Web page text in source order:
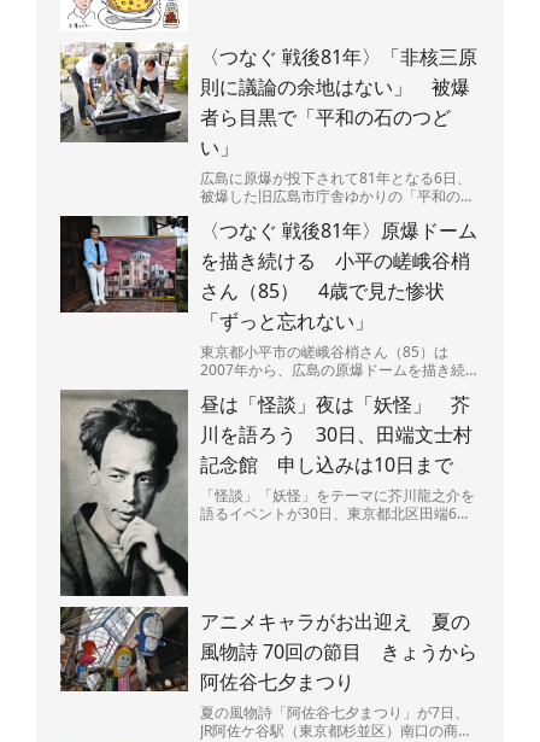
〈つなぐ 戦後81年〉「非核三原
則に議論の余地はない」 被爆
者ら目黒で「平和の石のつど
い」
広島に原爆が投下されて81年となる6日、
被爆した旧広島市庁舎ゆかりの「平和の
ぜんとなかよし公園（...
〈つなぐ 戦後81年〉原爆ドーム
を描き続ける 小平の嵯峨谷梢
さん（85） 4歳で見た惨状
「ずっと忘れない」
東京都小平市の嵯峨谷梢さん（85）は
2007年から、広島の原爆ドームを描き続け
原爆投下直後の広島...
昼は「怪談」夜は「妖怪」 芥
川を語ろう 30日、田端文士村
記念館 申し込みは10日まで
「怪談」「妖怪」をテーマに芥川龍之介を
語るイベントが30日、東京都北区田端6の
アニメキャラがお出迎え 夏の
風物詩 70回の節目 きょうから
阿佐谷七夕まつり
夏の風物詩「阿佐谷七夕まつり」が7日、
JR阿佐ケ谷駅（東京都杉並区）南口の商店